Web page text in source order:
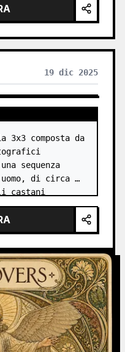
19 dic 2025
3x3 composta da
sequenza
di circa
castani
ed
…